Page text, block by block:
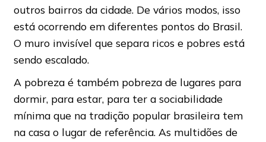
outros bairros da cidade. De vários modos, isso
está ocorrendo em diferentes pontos do Brasil.
O muro invisível que separa ricos e pobres está
sendo escalado.
A pobreza é também pobreza de lugares para
dormir, para estar, para ter a sociabilidade
mínima que na tradição popular brasileira tem
na casa o lugar de referência. As multidões de